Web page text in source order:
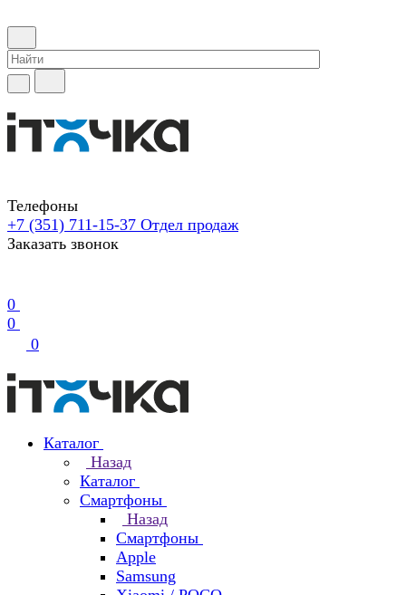
Телефоны
+7 (351) 711-15-37 Отдел продаж
Заказать звонок
0
0
0
Каталог
Назад
Каталог
Смартфоны
Назад
Смартфоны
Apple
Samsung